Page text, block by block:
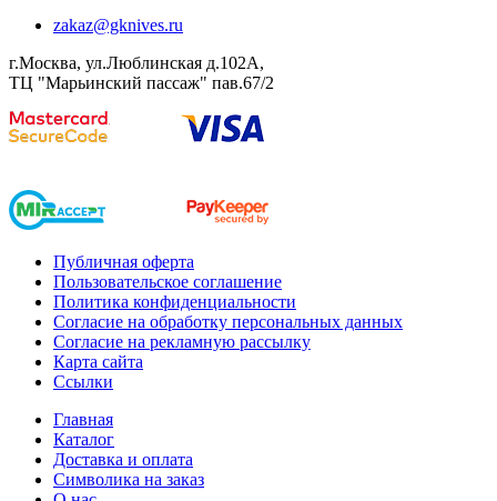
zakaz@gknives.ru
г.Москва, ул.Люблинская д.102А,
ТЦ "Марьинский пассаж" пав.67/2
Публичная оферта
Пользовательское соглашение
Политика конфиденциальности
Согласие на обработку персональных данных
Согласие на рекламную рассылку
Карта сайта
Ссылки
Главная
Каталог
Доставка и оплата
Символика на заказ